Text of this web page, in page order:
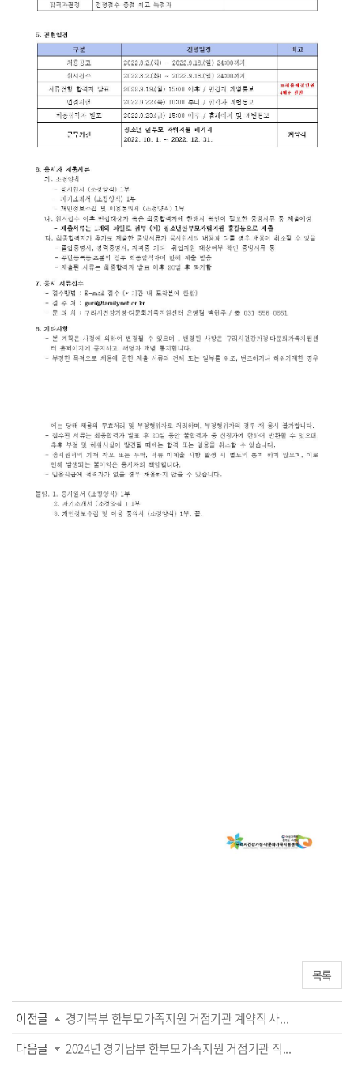
목록
이전글
경기북부 한부모가족지원 거점기관 계약직 사...
다음글
2024년 경기남부 한부모가족지원 거점기관 직...